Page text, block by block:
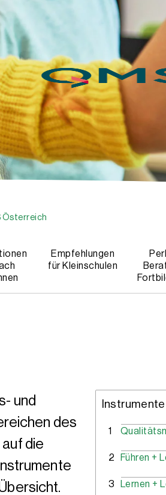
Österreich
Empfehlungen
für Kleinschulen
und
des
die
Instrumente
1
2 Führen +
3 Lernen +